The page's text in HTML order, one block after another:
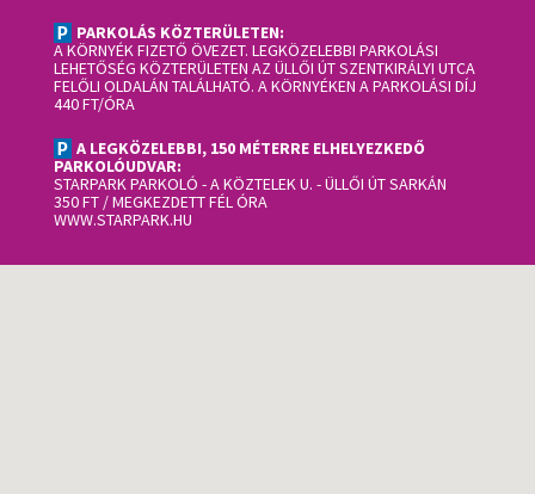
PARKOLÁS KÖZTERÜLETEN:
A KÖRNYÉK FIZETŐ ÖVEZET. LEGKÖZELEBBI PARKOLÁSI
LEHETŐSÉG KÖZTERÜLETEN AZ ÜLLŐI ÚT SZENTKIRÁLYI UTCA
FELŐLI OLDALÁN TALÁLHATÓ. A KÖRNYÉKEN A PARKOLÁSI DÍJ
440 FT/ÓRA
A LEGKÖZELEBBI, 150 MÉTERRE ELHELYEZKEDŐ
PARKOLÓUDVAR:
STARPARK PARKOLÓ - A KÖZTELEK U. - ÜLLŐI ÚT SARKÁN
350 FT / MEGKEZDETT FÉL ÓRA
WWW.STARPARK.HU